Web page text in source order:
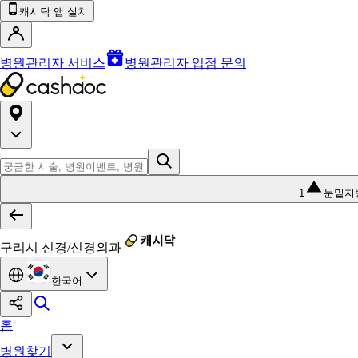
캐시닥 앱 설치
병원관리자 서비스 병원관리자 입점 문의
1 눈밑지
구리시 신경/신경외과
한국어
홈
병원찾기